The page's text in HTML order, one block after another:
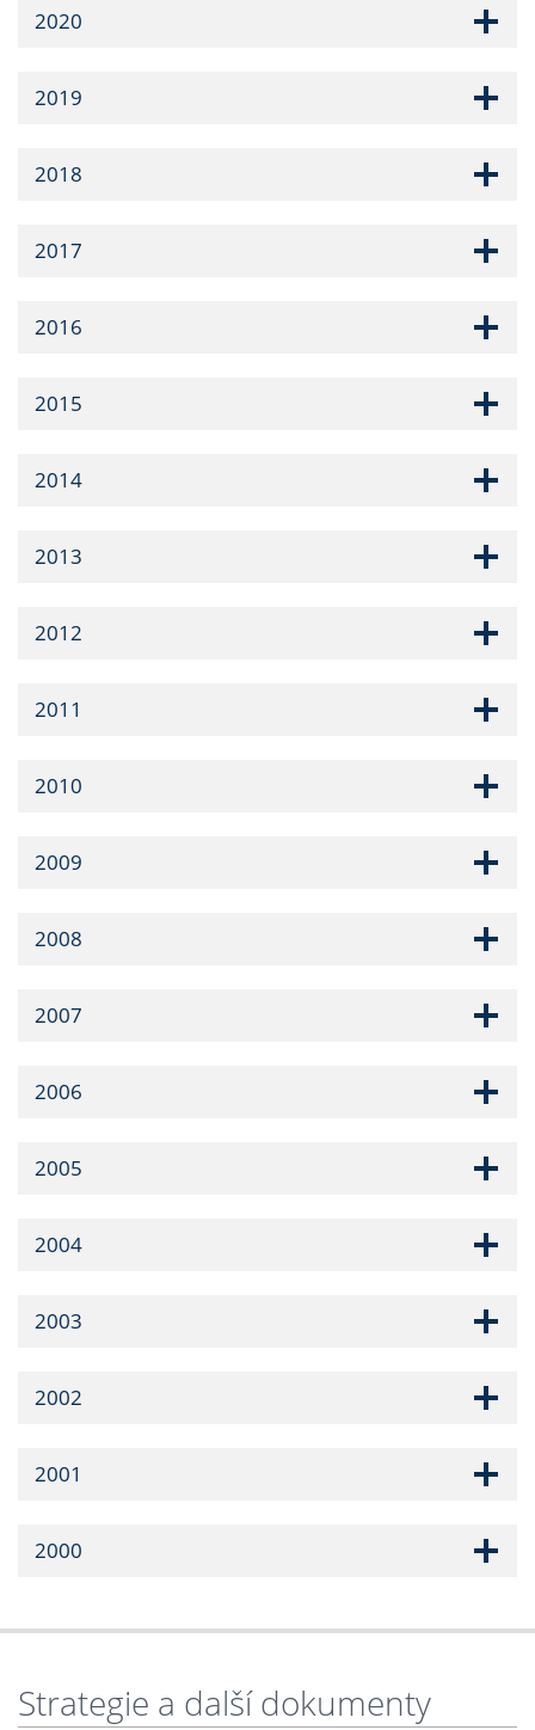
2020
2019
2018
2017
2016
2015
2014
2013
2012
2011
2010
2009
2008
2007
2006
2005
2004
2003
2002
2001
2000
Strategie a další dokumenty